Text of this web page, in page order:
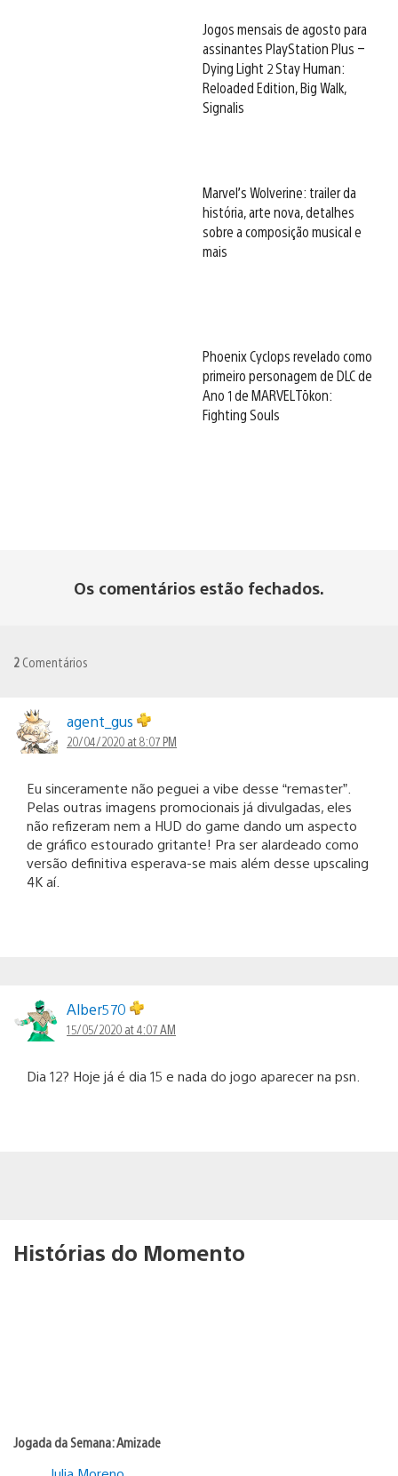
Jogos mensais de agosto para
assinantes PlayStation Plus –
Dying Light 2 Stay Human:
Reloaded Edition, Big Walk,
Signalis
Marvel’s Wolverine: trailer da
história, arte nova, detalhes
sobre a composição musical e
mais
Phoenix Cyclops revelado como
primeiro personagem de DLC de
Ano 1 de MARVEL Tōkon:
Fighting Souls
Os comentários estão fechados.
2 Comentários
agent_gus
20/04/2020 at 8:07 PM
Eu sinceramente não peguei a vibe desse “remaster”.
Pelas outras imagens promocionais já divulgadas, eles
não refizeram nem a HUD do game dando um aspecto
de gráfico estourado gritante! Pra ser alardeado como
versão definitiva esperava-se mais além desse upscaling
4K aí.
Alber570
15/05/2020 at 4:07 AM
Dia 12? Hoje já é dia 15 e nada do jogo aparecer na psn.
Histórias do Momento
Jogada da Semana: Amizade